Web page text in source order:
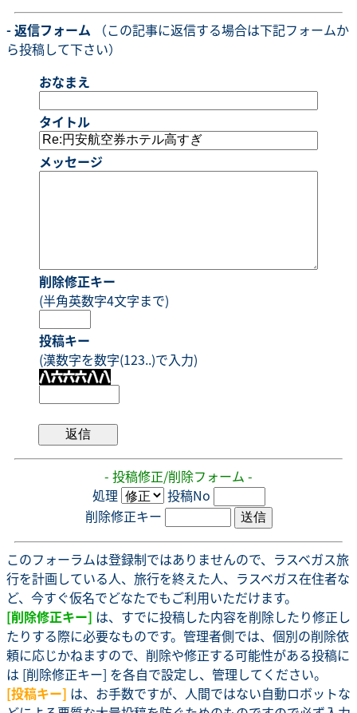
- 返信フォーム （この記事に返信する場合は下記フォームか
ら投稿して下さい）
おなまえ
タイトル
メッセージ
削除修正キー
(半角英数字4文字まで)
投稿キー
(漢数字を数字(123..)で入力)
- 投稿修正/削除フォーム -
処理
投稿No
削除修正キー
このフォーラムは登録制ではありませんので、ラスベガス旅
行を計画している人、旅行を終えた人、ラスベガス在住者な
ど、今すぐ仮名でどなたでもご利用いただけます。
[削除修正キー] は、すでに投稿した内容を削除したり修正し
たりする際に必要なものです。管理者側では、個別の削除依
頼に応じかねますので、削除や修正する可能性がある投稿に
は [削除修正キー] を各自で設定し、管理してください。
[投稿キー] は、お手数ですが、人間ではない自動ロボットな